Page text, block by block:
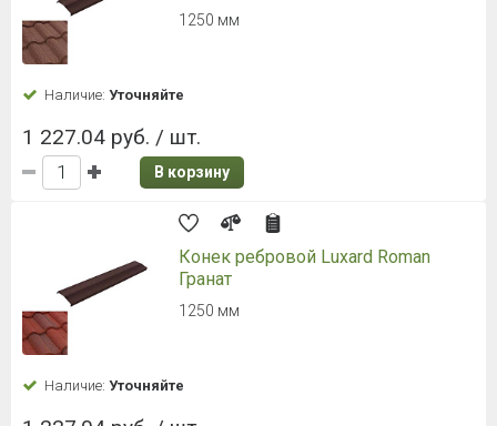
1250 мм
Наличие: Уточняйте
1 227.04 руб. / шт.
В корзину
Конек ребровой Luxard Roman
Гранат
1250 мм
Наличие: Уточняйте